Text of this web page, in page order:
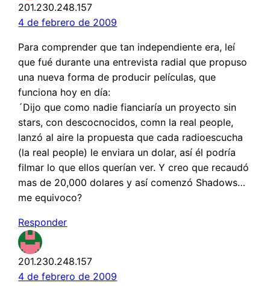
201.230.248.157
4 de febrero de 2009
Para comprender que tan independiente era, leí
que fué durante una entrevista radial que propuso
una nueva forma de producir películas, que
funciona hoy en día:
´Dijo que como nadie fianciaría un proyecto sin
stars, con descocnocidos, comn la real people,
lanzó al aire la propuesta que cada radioescucha
(la real people) le enviara un dolar, así él podría
filmar lo que ellos querían ver. Y creo que recaudó
mas de 20,000 dolares y así comenzó Shadows…
me equivoco?
Responder
201.230.248.157
4 de febrero de 2009